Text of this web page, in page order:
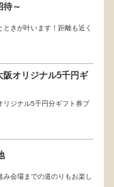
待～
きが叶います！距離も近く
オリジナル5千円ギ
リジナル5千円分ギフト券プ
会場までの道のりもお楽し